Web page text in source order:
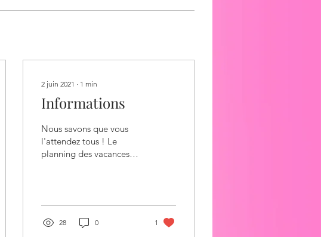
2 juin 2021 ∙ 1 min
Informations
Nous savons que vous
l'attendez tous ! Le
planning des vacances
tenions...
28 0 1